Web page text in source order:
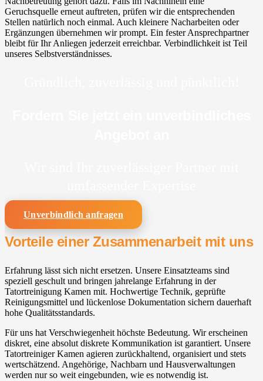
Geruchsquelle erneut auftreten, prüfen wir die entsprechenden
Stellen natürlich noch einmal. Auch kleinere Nacharbeiten oder
Ergänzungen übernehmen wir prompt. Ein fester Ansprechpartner
bleibt für Ihr Anliegen jederzeit erreichbar. Verbindlichkeit ist Teil
unseres Selbstverständnisses.
Unverbindlich anfragen
Vorteile einer Zusammenarbeit mit uns
Erfahrung lässt sich nicht ersetzen. Unsere Einsatzteams sind
speziell geschult und bringen jahrelange Erfahrung in der
Tatortreinigung Kamen mit. Hochwertige Technik, geprüfte
Reinigungsmittel und lückenlose Dokumentation sichern dauerhaft
hohe Qualitätsstandards.
Für uns hat Verschwiegenheit höchste Bedeutung. Wir erscheinen
diskret, eine absolut diskrete Kommunikation ist garantiert. Unsere
Tatortreiniger Kamen agieren zurückhaltend, organisiert und stets
wertschätzend. Angehörige, Nachbarn und Hausverwaltungen
werden nur so weit eingebunden, wie es notwendig ist.